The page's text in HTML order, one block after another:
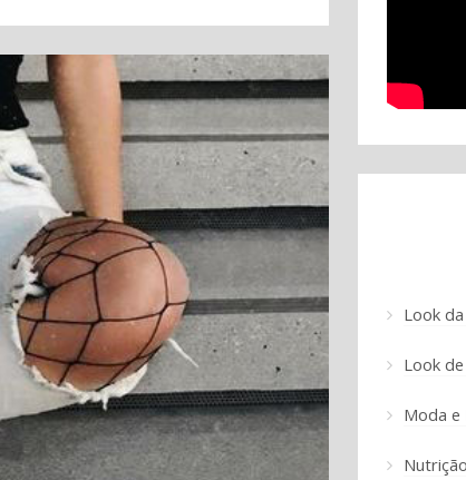
Look da
Look
Moda e
Nutrição